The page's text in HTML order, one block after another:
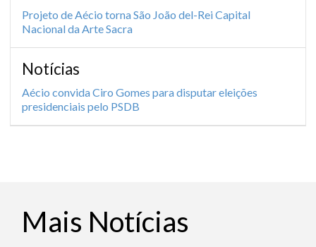
Projeto de Aécio torna São João del-Rei Capital
Nacional da Arte Sacra
Notícias
Aécio convida Ciro Gomes para disputar eleições
presidenciais pelo PSDB
Mais Notícias